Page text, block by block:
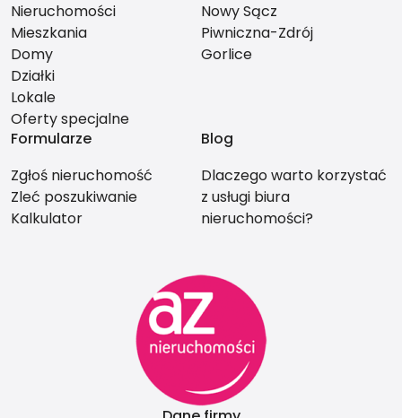
Nieruchomości
Mieszkania
Domy
Działki
Lokale
Oferty specjalne
Nowy Sącz
Piwniczna-Zdrój
Gorlice
Formularze
Zgłoś nieruchomość
Zleć poszukiwanie
Kalkulator
Blog
Dlaczego warto korzystać
z usługi biura
nieruchomości?